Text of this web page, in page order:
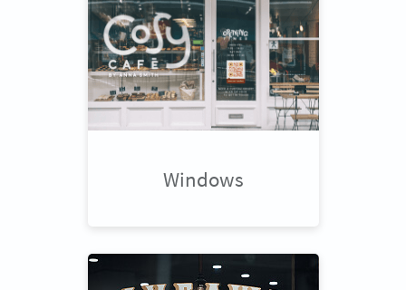
Windows